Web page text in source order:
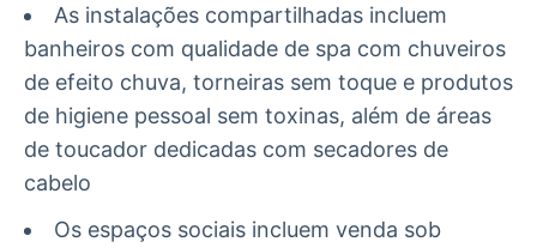
As instalações compartilhadas incluem
banheiros com qualidade de spa com chuveiros
de efeito chuva, torneiras sem toque e produtos
de higiene pessoal sem toxinas, além de áreas
de toucador dedicadas com secadores de
cabelo
Os espaços sociais incluem venda sob